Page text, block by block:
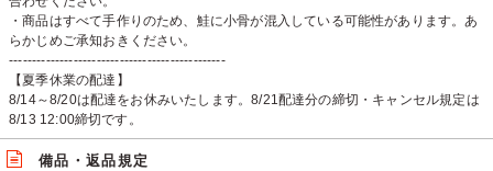
・商品はすべて手作りのため、鮭に小骨が混入している可能性があります。あ
らかじめご承知おきください。
-----------------------------------------------
【夏季休業の配達】
8/14～8/20は配達をお休みいたします。8/21配達分の締切・キャンセル規定は
8/13 12:00締切です。
備品・返品規定